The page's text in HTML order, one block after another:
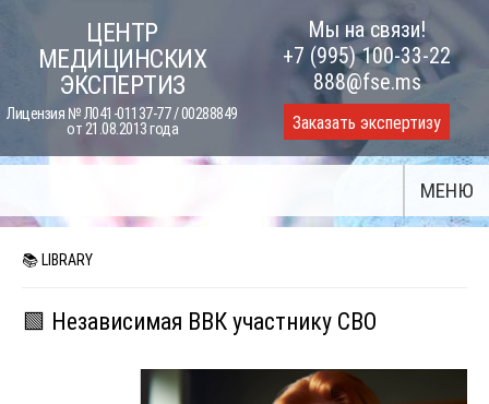
content
ЦЕНТР
МЕДИЦИНСКИХ
ЭКСПЕРТИЗ
Лицензия № Л041-01137-77 / 00288849
от 21.08.2013 года
Мы на связи!
+7 (995) 100-33-22
888@fse.ms
Заказать экспертизу
МЕНЮ
📚 LIBRARY
🟩 Независимая ВВК участнику СВО